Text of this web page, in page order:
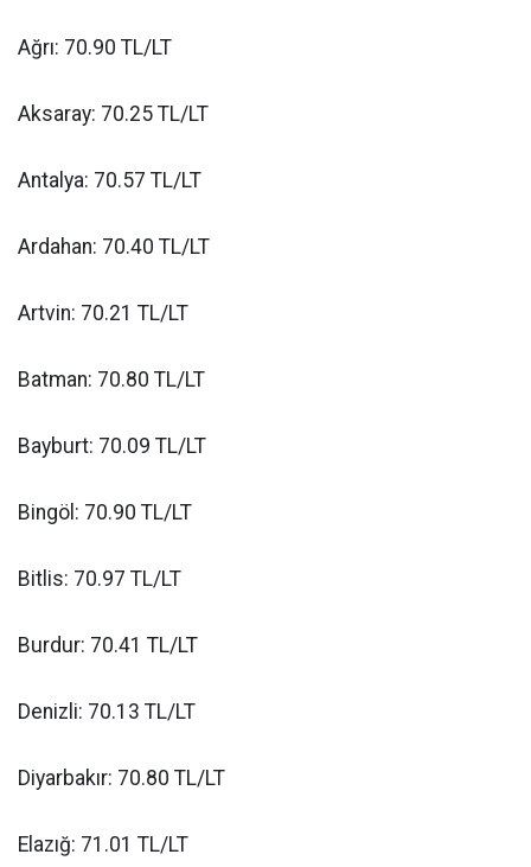
Ağrı: 70.90 TL/LT
Aksaray: 70.25 TL/LT
Antalya: 70.57 TL/LT
Ardahan: 70.40 TL/LT
Artvin: 70.21 TL/LT
Batman: 70.80 TL/LT
Bayburt: 70.09 TL/LT
Bingöl: 70.90 TL/LT
Bitlis: 70.97 TL/LT
Burdur: 70.41 TL/LT
Denizli: 70.13 TL/LT
Diyarbakır: 70.80 TL/LT
Elazığ: 71.01 TL/LT